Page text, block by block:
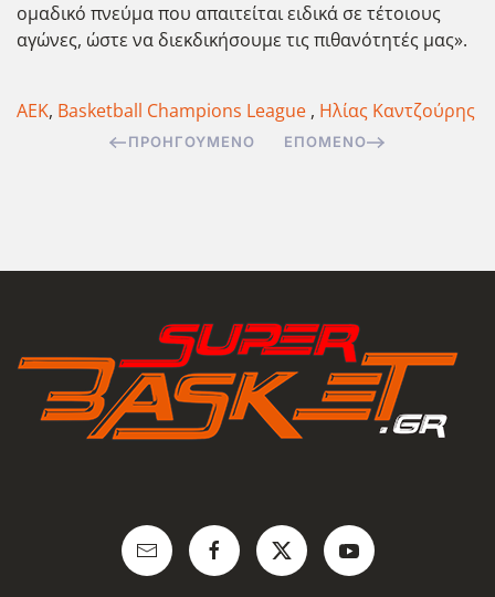
ομαδικό πνεύμα που απαιτείται ειδικά σε τέτοιους
αγώνες, ώστε να διεκδικήσουμε τις πιθανότητές μας».
ΑΕΚ, Basketball Champions League , Ηλίας Καντζούρης
ΠΡΟΗΓΟΎΜΕΝΟ ΕΠΌΜΕΝΟ